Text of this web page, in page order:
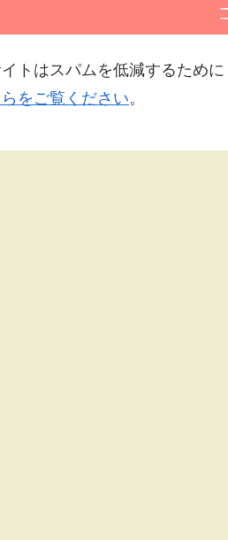
トはスパムを低減するために
をご覧ください。